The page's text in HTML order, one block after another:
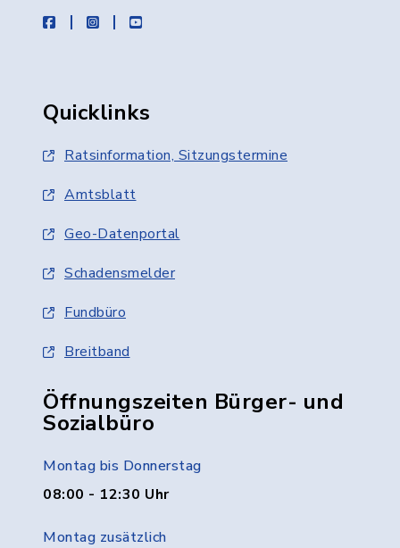
facebookinstagramyoutube
Quicklinks
Ratsinformation, Sitzungstermine
Amtsblatt
Geo-Datenportal
Schadensmelder
Fundbüro
Breitband
Öffnungszeiten Bürger- und
Sozialbüro
Montag bis Donnerstag
08:00 - 12:30 Uhr
Montag zusätzlich